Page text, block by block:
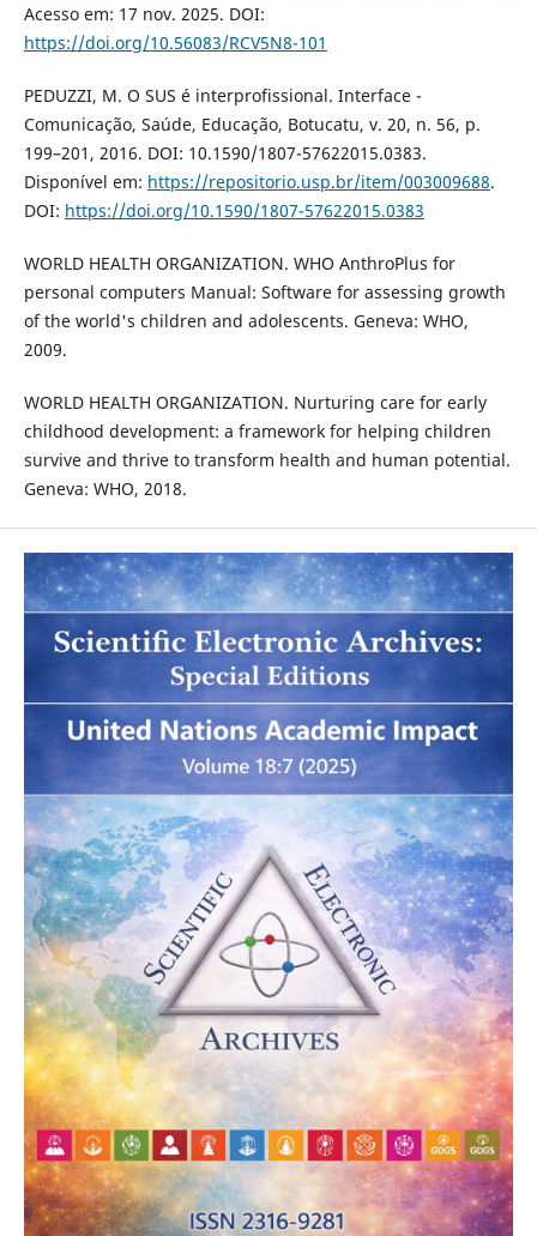
Acesso em: 17 nov. 2025. DOI:
https://doi.org/10.56083/RCV5N8-101
PEDUZZI, M. O SUS é interprofissional. Interface -
Comunicação, Saúde, Educação, Botucatu, v. 20, n. 56, p.
199–201, 2016. DOI: 10.1590/1807-57622015.0383.
Disponível em: https://repositorio.usp.br/item/003009688.
DOI: https://doi.org/10.1590/1807-57622015.0383
WORLD HEALTH ORGANIZATION. WHO AnthroPlus for
personal computers Manual: Software for assessing growth
of the world's children and adolescents. Geneva: WHO,
2009.
WORLD HEALTH ORGANIZATION. Nurturing care for early
childhood development: a framework for helping children
survive and thrive to transform health and human potential.
Geneva: WHO, 2018.